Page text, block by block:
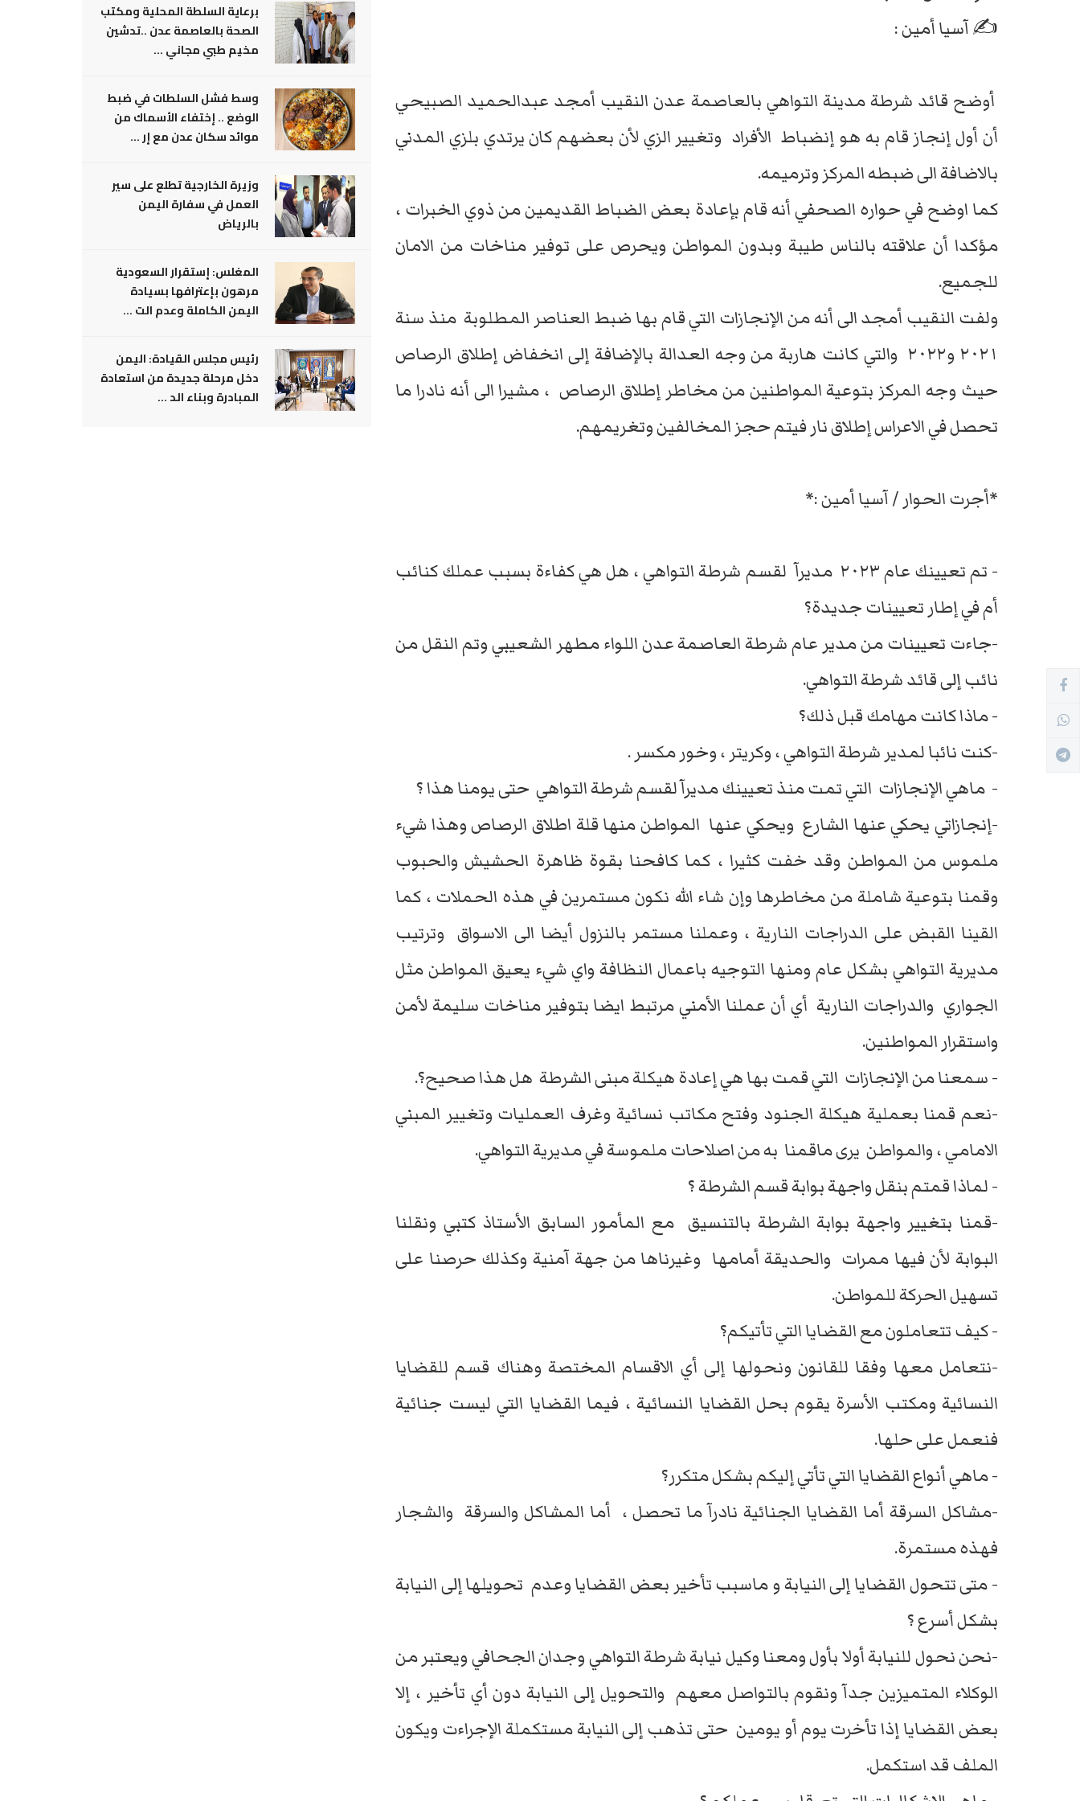
✍️ آسيا أمين :
أوضح قائد شرطة مدينة التواهي بالعاصمة عدن النقيب أمجد عبدالحميد الصبيحي
أن أول إنجاز قام به هو إنضباط الأفراد وتغيير الزي لأن بعضهم كان يرتدي بلزي المدني
بالاضافة الى ضبطه المركز وترميمه.
كما اوضح في حواره الصحفي أنه قام بإعادة بعض الضباط القديمين من ذوي الخبرات ،
مؤكدا أن علاقته بالناس طيبة وبدون المواطن ويحرص على توفير مناخات من الامان
للجميع.
ولفت النقيب أمجد الى أنه من الإنجازات التي قام بها ضبط العناصر المطلوبة منذ سنة
٢٠٢١ و٢٠٢٢ والتي كانت هاربة من وجه العدالة بالإضافة إلى انخفاض إطلاق الرصاص
حيث وجه المركز بتوعية المواطنين من مخاطر إطلاق الرصاص ، مشيرا الى أنه نادرا ما
تحصل في الاعراس إطلاق نار فيتم حجز المخالفين وتغريمهم.
*أجرت الحوار / آسيا أمين :*
- تم تعيينك عام ٢٠٢٣ مديرآ لقسم شرطة التواهي ، هل هي كفاءة بسبب عملك كنائب
أم في إطار تعيينات جديدة؟
-جاءت تعيينات من مدير عام شرطة العاصمة عدن اللواء مطهر الشعيبي وتم النقل من
نائب إلى قائد شرطة التواهي.
- ماذا كانت مهامك قبل ذلك؟
-كنت نائبا لمدير شرطة التواهي ، وكريتر ، وخور مكسر .
- ماهي الإنجازات التي تمت منذ تعيينك مديرآ لقسم شرطة التواهي حتى يومنا هذا ؟
-إنجازاتي يحكي عنها الشارع ويحكي عنها المواطن منها قلة اطلاق الرصاص وهذا شيء
ملموس من المواطن وقد خفت كثيرا ، كما كافحنا بقوة ظاهرة الحشيش والحبوب
وقمنا بتوعية شاملة من مخاطرها وإن شاء الله نكون مستمرين في هذه الحملات ، كما
القينا القبض على الدراجات النارية ، وعملنا مستمر بالنزول أيضا الى الاسواق وترتيب
مديرية التواهي بشكل عام ومنها التوجيه باعمال النظافة واي شيء يعيق المواطن مثل
الجواري والدراجات النارية أي أن عملنا الأمني مرتبط ايضا بتوفير مناخات سليمة لأمن
واستقرار المواطنين.
- سمعنا من الإنجازات التي قمت بها هي إعادة هيكلة مبنى الشرطة هل هذا صحيح؟.
-نعم قمنا بعملية هيكلة الجنود وفتح مكاتب نسائية وغرف العمليات وتغيير المبني
الامامي ، والمواطن يرى ماقمنا به من اصلاحات ملموسة في مديرية التواهي.
- لماذا قمتم بنقل واجهة بوابة قسم الشرطة ؟
-قمنا بتغيير واجهة بوابة الشرطة بالتنسيق مع المأمور السابق الأستاذ كتبي ونقلنا
البوابة لأن فيها ممرات والحديقة أمامها وغيرناها من جهة آمنية وكذلك حرصنا على
تسهيل الحركة للمواطن.
- كيف تتعاملون مع القضايا التي تأتيكم؟
-نتعامل معها وفقا للقانون ونحولها إلى أي الاقسام المختصة وهناك قسم للقضايا
النسائية ومكتب الأسرة يقوم بحل القضايا النسائية ، فيما القضايا التي ليست جنائية
فنعمل على حلها.
- ماهي أنواع القضايا التي تأتي إليكم بشكل متكرر؟
-مشاكل السرقة أما القضايا الجنائية نادرآ ما تحصل ، أما المشاكل والسرقة والشجار
فهذه مستمرة.
- متى تتحول القضايا إلى النيابة و ماسبب تأخير بعض القضايا وعدم تحويلها إلى النيابة
بشكل أسرع ؟
-نحن نحول للنيابة أولا بأول ومعنا وكيل نيابة شرطة التواهي وجدان الجحافي ويعتبر من
الوكلاء المتميزين جدآ ونقوم بالتواصل معهم والتحويل إلى النيابة دون أي تأخير ، إلا
بعض القضايا إذا تأخرت يوم أو يومين حتى تذهب إلى النيابة مستكملة الإجراءت ويكون
الملف قد استكمل.
برعاية السلطة المحلية ومكتب
الصحة بالعاصمة عدن ..تدشين
مخيم طبي مجاني ...
وسط فشل السلطات في ضبط
الوضع .. إختفاء الأسماك من
موائد سكان عدن مع إر ...
وزيرة الخارجية تطلع على سير
العمل في سفارة اليمن
بالرياض
المغلس: إستقرار السعودية
مرهون بإعترافها بسيادة
اليمن الكاملة وعدم الت ...
رئيس مجلس القيادة: اليمن
دخل مرحلة جديدة من استعادة
المبادرة وبناء الد ...